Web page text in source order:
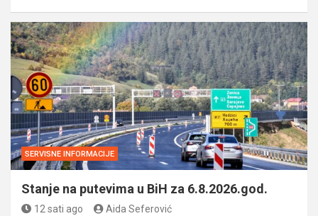
SERVISNE INFORMACIJE
Stanje na putevima u BiH za 6.8.2026.god.
12 sati ago Aida Seferović